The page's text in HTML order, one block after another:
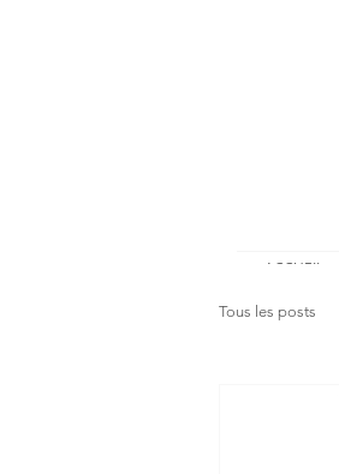
ACCUEIL
Tous les posts